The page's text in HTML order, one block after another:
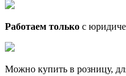
Работаем только с
Можно купить в розницу,